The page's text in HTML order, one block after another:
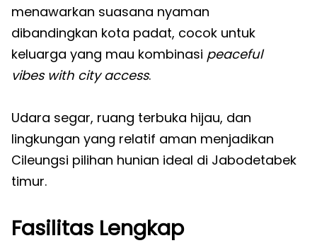
menawarkan suasana nyaman
dibandingkan kota padat, cocok untuk
keluarga yang mau kombinasi peaceful
vibes with city access.
Udara segar, ruang terbuka hijau, dan
lingkungan yang relatif aman menjadikan
Cileungsi pilihan hunian ideal di Jabodetabek
timur.
Fasilitas Lengkap